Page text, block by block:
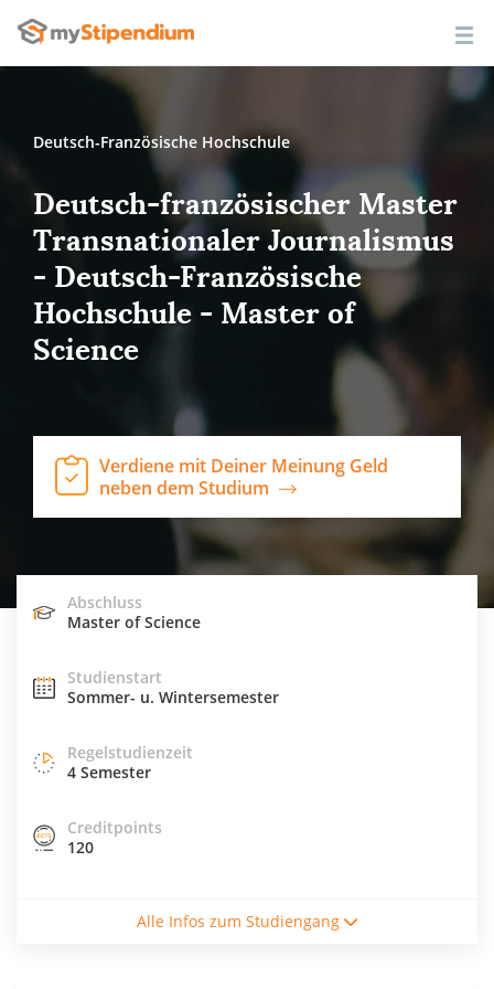
Deutsch-Französische Hochschule
Deutsch-französischer Master
Transnationaler Journalismus
- Deutsch-Französische
Hochschule - Master of
Science
Verdiene mit Deiner Meinung Geld
neben dem Studium
Abschluss
Master of Science
Studienstart
Sommer- u. Wintersemester
Regelstudienzeit
4 Semester
Creditpoints
120
VollzeitstudiumAlle Infos zum Studiengang